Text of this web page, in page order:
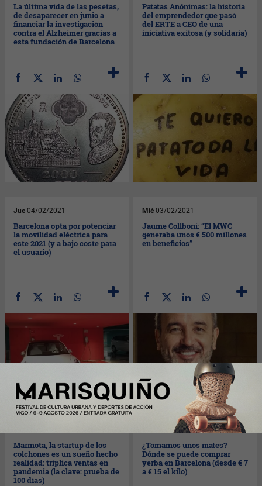
La última vida de las pesetas,
de desaparecer en junio a
financiar la investigación
contra el Alzheimer gracias a
esta fundación de Barcelona
Patatas Anónimas: la historia
del emprendedor que pasó
del ERTE a CEO de una
iniciativa exitosa (y solidaria)
Jue 04/02/2021
Barcelona opta por potenciar
la movilidad eléctrica para
este 2021 (y a bajo coste para
el usuario)
Mié 03/02/2021
Jaume Collboni: “El MWC
generaba unos € 500 millones
en beneficios”
Marmota, la startup de los
colchones es un sueño hecho
realidad: triplica ventas en
pandemia (la clave: prueba de
100 días)
29/01/2021
¿Tomamos unos mates?
Dónde se puede comprar
yerba en Barcelona (desde € 7
a € 15 el kilo)